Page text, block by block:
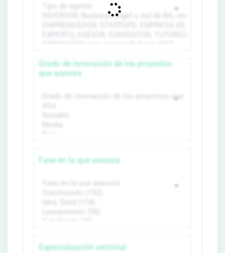
Grado de innovación de los proyectos
que asesora
Fase en la que asesora
Especialización sectorial